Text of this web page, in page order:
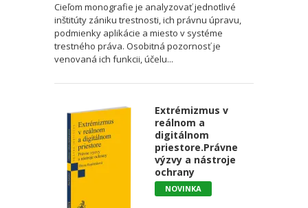
Cieľom monografie je analyzovať jednotlivé
inštitúty zániku trestnosti, ich právnu úpravu,
podmienky aplikácie a miesto v systéme
trestného práva. Osobitná pozornosť je
venovaná ich funkcii, účelu...
Extrémizmus v
reálnom a
digitálnom
priestore.Právne
výzvy a nástroje
ochrany
NOVINKA